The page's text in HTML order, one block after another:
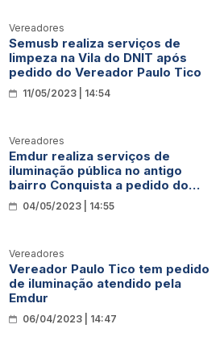
Vereadores
Semusb realiza serviços de
limpeza na Vila do DNIT após
pedido do Vereador Paulo Tico
11/05/2023 | 14:54
Vereadores
Emdur realiza serviços de
iluminação pública no antigo
bairro Conquista a pedido do
vereador Paulo Tico
04/05/2023 | 14:55
Vereadores
Vereador Paulo Tico tem pedido
de iluminação atendido pela
Emdur
06/04/2023 | 14:47